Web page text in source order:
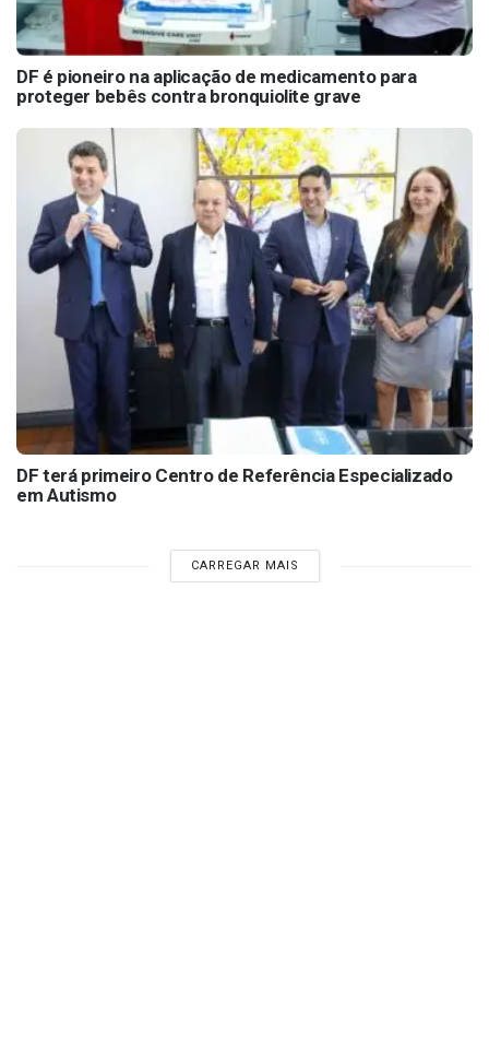
DF é pioneiro na aplicação de medicamento para
proteger bebês contra bronquiolite grave
DF terá primeiro Centro de Referência Especializado
em Autismo
CARREGAR MAIS